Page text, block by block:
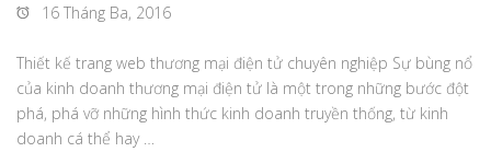
16 Tháng Ba, 2016
Thiết kế trang web thương mại điện tử chuyên nghiệp Sự bùng nổ
của kinh doanh thương mại điện tử là một trong những bước đột
phá, phá vỡ những hình thức kinh doanh truyền thống, từ kinh
doanh cá thể hay …